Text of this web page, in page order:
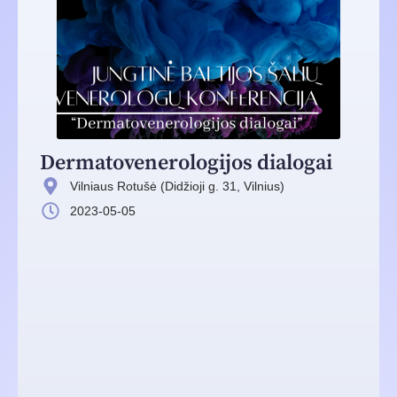
Dermatovenerologijos dialogai
Vilniaus Rotušė (Didžioji g. 31, Vilnius)
2023-05-05